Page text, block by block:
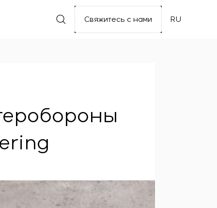
Свяжитесь с нами RU